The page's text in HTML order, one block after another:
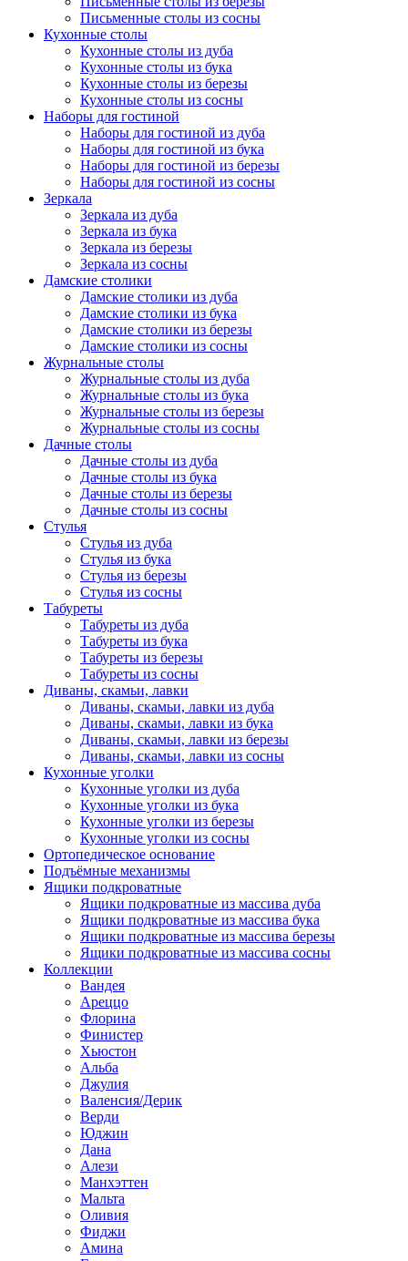
Письменные столы из сосны
Кухонные столы
Кухонные столы из дуба
Кухонные столы из бука
Кухонные столы из березы
Кухонные столы из сосны
Наборы для гостиной
Наборы для гостиной из дуба
Наборы для гостиной из бука
Наборы для гостиной из березы
Наборы для гостиной из сосны
Зеркала
Зеркала из дуба
Зеркала из бука
Зеркала из березы
Зеркала из сосны
Дамские столики
Дамские столики из дуба
Дамские столики из бука
Дамские столики из березы
Дамские столики из сосны
Журнальные столы
Журнальные столы из дуба
Журнальные столы из бука
Журнальные столы из березы
Журнальные столы из сосны
Дачные столы
Дачные столы из дуба
Дачные столы из бука
Дачные столы из березы
Дачные столы из сосны
Стулья
Стулья из дуба
Стулья из бука
Стулья из березы
Стулья из сосны
Табуреты
Табуреты из дуба
Табуреты из бука
Табуреты из березы
Табуреты из сосны
Диваны, скамьи, лавки
Диваны, скамьи, лавки из дуба
Диваны, скамьи, лавки из бука
Диваны, скамьи, лавки из березы
Диваны, скамьи, лавки из сосны
Кухонные уголки
Кухонные уголки из дуба
Кухонные уголки из бука
Кухонные уголки из березы
Кухонные уголки из сосны
Ортопедическое основание
Подъёмные механизмы
Ящики подкроватные
Ящики подкроватные из массива дуба
Ящики подкроватные из массива бука
Ящики подкроватные из массива березы
Ящики подкроватные из массива сосны
Коллекции
Вандея
Ареццо
Флорина
Финистер
Хьюстон
Альба
Джулия
Валенсия/Дерик
Верди
Юджин
Дана
Алези
Манхэттен
Мальта
Оливия
Фиджи
Амина